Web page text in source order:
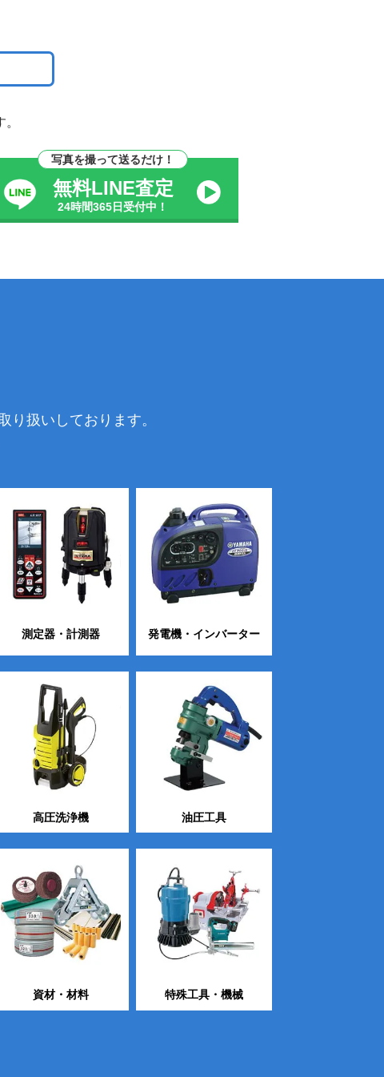
写真を撮って送るだけ！
無料LINE査定
24時間365日受付中！
扱いしております。
測定器・計測器 発電機・インバーター
高圧洗浄機 油圧工具
資材・材料 特殊工具・機械